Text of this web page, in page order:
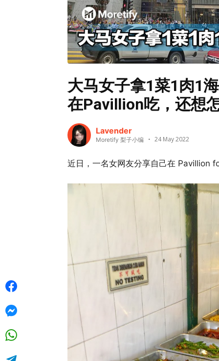
大马女子拿1菜1肉1
在Pavillion吃，还想
Lavender
Moretify 梨子小编 24 May 2022
近日，一名女网友分享自己在 Pavillion